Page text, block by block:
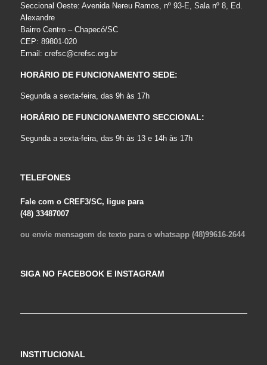
Seccional Oeste: Avenida Nereu Ramos, nº 93-E, Sala nº 8, Ed.
Alexandre
Bairro Centro – Chapecó/SC
CEP: 89801-020
Email: crefsc@crefsc.org.br
HORÁRIO DE FUNCIONAMENTO SEDE:
Segunda a sexta-feira, das 9h às 17h
HORÁRIO DE FUNCIONAMENTO SECCIONAL:
Segunda a sexta-feira, das 9h às 13 e 14h às 17h
TELEFONES
Fale com o CREF3/SC, ligue para
(48) 33487007
ou envie mensagem de texto para o whatsapp (48)99616-2644
SIGA NO FACEBOOK E INSTAGRAM
INSTITUCIONAL